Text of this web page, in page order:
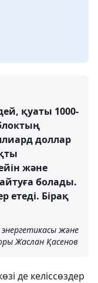
қуаты 1000-
доллар
және
болады.
етеді. Бірақ
және
Жаслан Қасенов
де келіссөздер